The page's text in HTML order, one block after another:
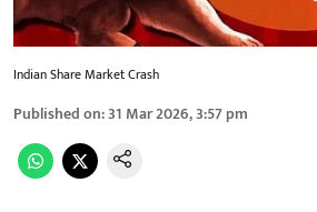
Indian Share Market Crash
Published on:31 Mar 2026, 3:57 pm